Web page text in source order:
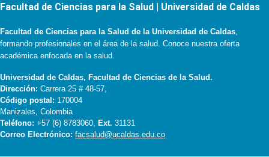
Facultad de Ciencias para la Salud | Universidad de Caldas
Facultad de Ciencias para la Salud de la Universidad de Caldas
formando profesionales en el área de la salud. Conoce nuestra oferta
académica enfocada en la salud.
Universidad de Caldas, Facultad de Ciencias de la Salud.
Dirección: Carrera 25 # 48-57,
Código postal: 170004
Manizales, Colombia
Teléfono: +57 (6) 8783060, Ext. 31131
Correo Electrónico: facsalud@ucaldas.edu.co